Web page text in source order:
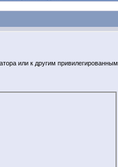
или к другим привилегированным